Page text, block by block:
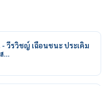
วีรวิชญ์ เฉือนชนะ ประเดิม
…